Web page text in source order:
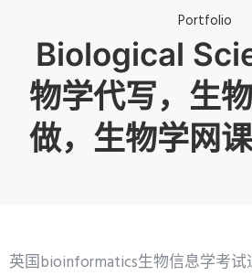
Portfolio
Biological
物学代写，生
做，生物学网
英国bioinformatics生物信息学考试